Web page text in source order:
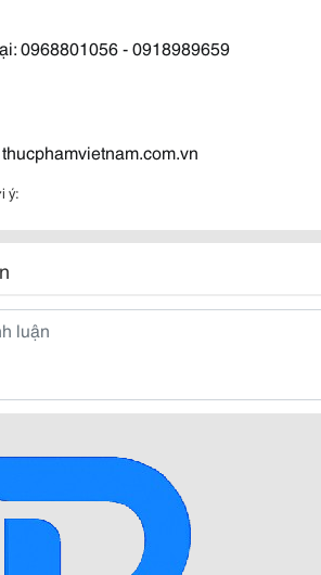
0968801056 - 0918989659
ý: